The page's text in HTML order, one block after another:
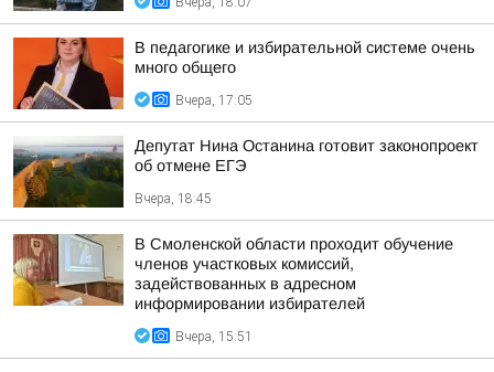
В педагогике и избирательной системе очень
много общего
Вчера, 17:05
Депутат Нина Останина готовит законопроект
об отмене ЕГЭ
Вчера, 18:45
В Смоленской области проходит обучение
членов участковых комиссий,
задействованных в адресном
информировании избирателей
Вчера, 15:51